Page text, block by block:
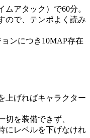
アタック）で60分。
ので、テンポよく読み
ンにつき10MAP存在
上げればキャラクター
切を装備できず、
にレベルを下げなけれ